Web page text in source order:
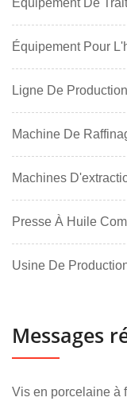
Équipement Pour
Ligne De
Machine De
Machines
Presse À Huile
Usine De
Messages
Vis en porcelaine à